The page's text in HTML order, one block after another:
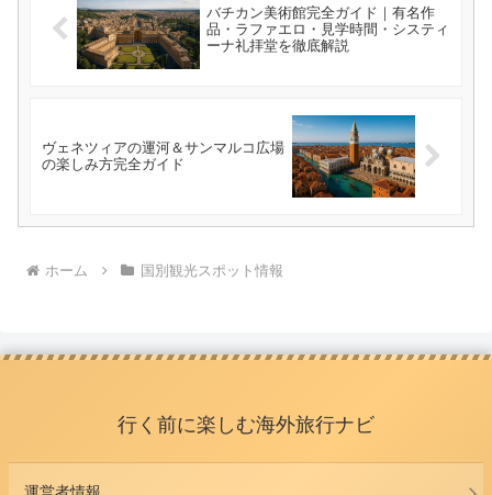
バチカン美術館完全ガイド｜有名作
品・ラファエロ・見学時間・システィ
ーナ礼拝堂を徹底解説
ヴェネツィアの運河＆サンマルコ広場
の楽しみ方完全ガイド
ホーム 国別観光スポット情報
行く前に楽しむ海外旅行ナビ